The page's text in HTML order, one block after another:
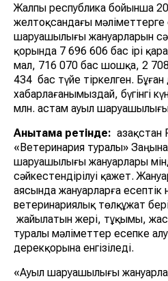
Жалпы республика бойынша
желтоқсандағы мәліметтерге
шаруашылығы жануарларын
қорында 7 696 606 бас ірі
мал, 716 070 бас шошқа, 2
434 бас түйе тіркелген. Бұған
хабарлағанымыздай, бүгінгі
млн. астам ауыл
Анықтама ретінде:
«Ветеринария туралы»
шаруашылығы жануарлары
сәйкестендірілуі қажет.
аясында жануарларға есептік
ветеринариялық төлқұжат
жайылатын жері, тұқымы,
туралы мәліметтер есепке
дерекқорына енгізіледі.
«Ауыл шаруашылығы